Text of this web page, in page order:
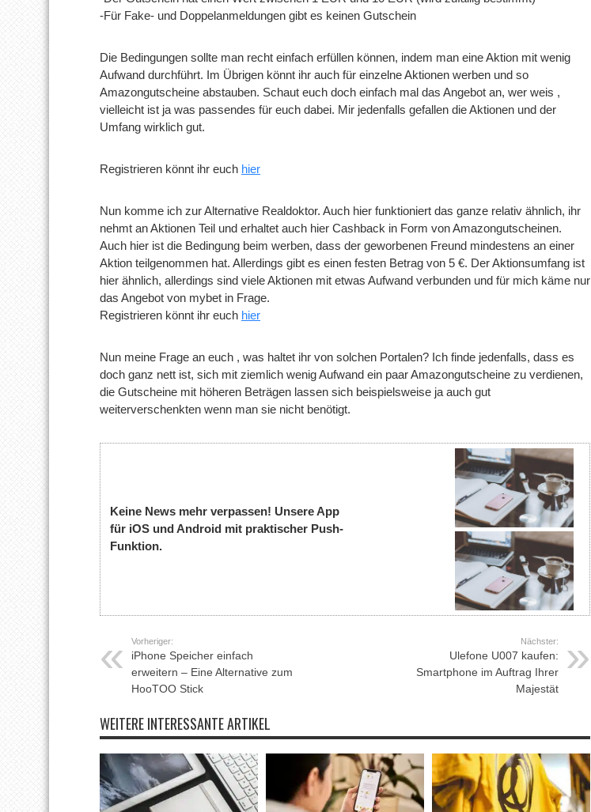
-Für Fake- und Doppelanmeldungen gibt es keinen Gutschein
Die Bedingungen sollte man recht einfach erfüllen können, indem man eine Aktion mit wenig
Aufwand durchführt. Im Übrigen könnt ihr auch für einzelne Aktionen werben und so
Amazongutscheine abstauben. Schaut euch doch einfach mal das Angebot an, wer weis ,
vielleicht ist ja was passendes für euch dabei. Mir jedenfalls gefallen die Aktionen und der
Umfang wirklich gut.
Registrieren könnt ihr euch hier
Nun komme ich zur Alternative Realdoktor. Auch hier funktioniert das ganze relativ ähnlich, ihr
nehmt an Aktionen Teil und erhaltet auch hier Cashback in Form von Amazongutscheinen.
Auch hier ist die Bedingung beim werben, dass der geworbenen Freund mindestens an einer
Aktion teilgenommen hat. Allerdings gibt es einen festen Betrag von 5 €. Der Aktionsumfang ist
hier ähnlich, allerdings sind viele Aktionen mit etwas Aufwand verbunden und für mich käme nur
das Angebot von mybet in Frage.
Registrieren könnt ihr euch hier
Nun meine Frage an euch , was haltet ihr von solchen Portalen? Ich finde jedenfalls, dass es
doch ganz nett ist, sich mit ziemlich wenig Aufwand ein paar Amazongutscheine zu verdienen,
die Gutscheine mit höheren Beträgen lassen sich beispielsweise ja auch gut
weiterverschenkten wenn man sie nicht benötigt.
Keine News mehr verpassen! Unsere App
für iOS und Android mit praktischer Push-
Funktion.
Vorheriger:
iPhone Speicher einfach
erweitern – Eine Alternative zum
HooTOO Stick
Nächster:
Ulefone U007 kaufen:
Smartphone im Auftrag Ihrer
Majestät
WEITERE INTERESSANTE ARTIKEL